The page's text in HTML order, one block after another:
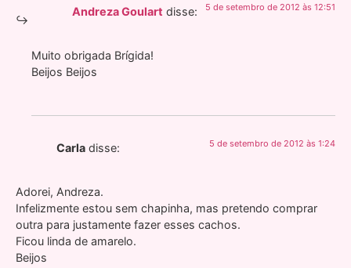
Andreza Goulart disse: 5 de setembro de 2012 às 12:51
Muito obrigada Brígida!
Beijos Beijos
Carla disse: 5 de setembro de 2012 às 1:24
Adorei, Andreza.
Infelizmente estou sem chapinha, mas pretendo comprar
outra para justamente fazer esses cachos.
Ficou linda de amarelo.
Beijos